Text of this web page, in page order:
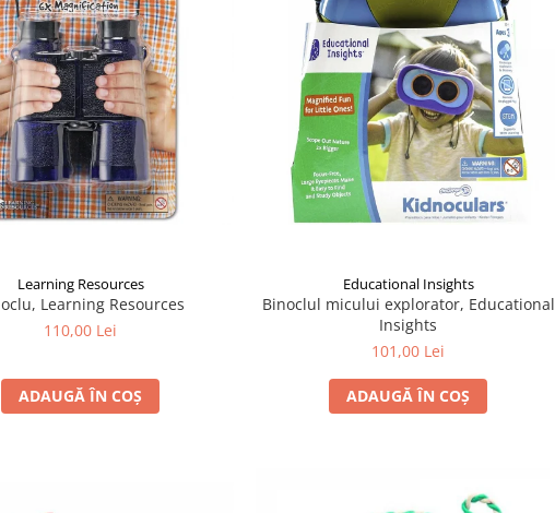
Learning Resources
Learning Resources
110,00 Lei
ADAUGĂ ÎN COȘ
Educational Insights
Binoclul micului explorator, Educational
Insights
101,00 Lei
ADAUGĂ ÎN COȘ